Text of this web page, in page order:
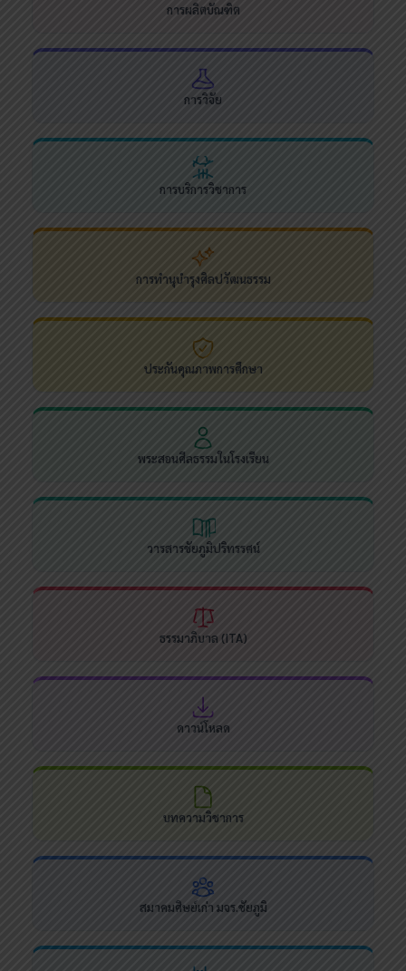
การผลิตบัณฑิต
การวิจัย
การบริการวิชาการ
การทำนุบำรุงศิลปวัฒนธรรม
ประกันคุณภาพการศึกษา
พระสอนศีลธรรมในโรงเรียน
วารสารชัยภูมิปริทรรศน์
ธรรมาภิบาล (ITA)
ดาวน์โหลด
บทความวิชาการ
สมาคมศิษย์เก่า มจร.ชัยภูมิ